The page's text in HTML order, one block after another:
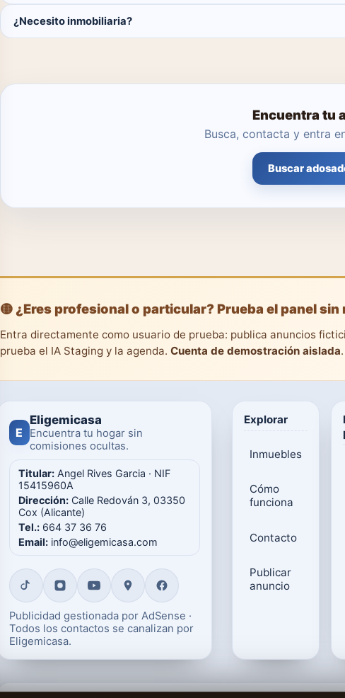
¿Necesito inmobiliaria?
Encuentra tu
Busca, contacta y entra
Buscar
🟡 ¿Eres profesional o particular? Prueba el panel
Entra directamente como usuario de prueba: publica anuncios
prueba el IA Staging y la agenda. Cuenta de demostración aislada.
E
Eligemicasa
Encuentra tu hogar sin
comisiones ocultas.
Titular: Angel Rives Garcia · NIF
15415960A
Dirección: Calle Redován 3, 03350
Cox (Alicante)
Tel.: 664 37 36 76
Email: info@eligemicasa.com
Publicidad gestionada por AdSense ·
Todos los contactos se canalizan por
Eligemicasa.
Explorar
Inmuebles
Cómo
funciona
Contacto
Publicar
anuncio